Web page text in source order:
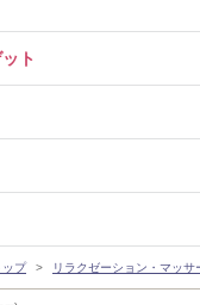
ト
ップ リラクゼーション・マッ